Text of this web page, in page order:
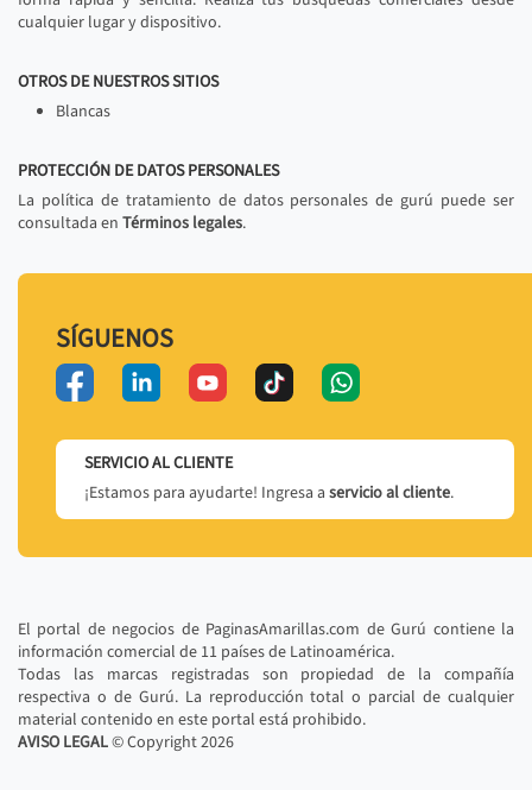
cualquier lugar y dispositivo.
OTROS DE NUESTROS SITIOS
Blancas
PROTECCIÓN DE DATOS PERSONALES
La política de tratamiento de datos personales de gurú puede ser
consultada en Términos legales.
SÍGUENOS
SERVICIO AL CLIENTE
¡Estamos para ayudarte! Ingresa a servicio al cliente.
El portal de negocios de PaginasAmarillas.com de Gurú contiene la
información comercial de 11 países de Latinoamérica.
Todas las marcas registradas son propiedad de la compañía
respectiva o de Gurú. La reproducción total o parcial de cualquier
material contenido en este portal está prohibido.
AVISO LEGAL© Copyright2026